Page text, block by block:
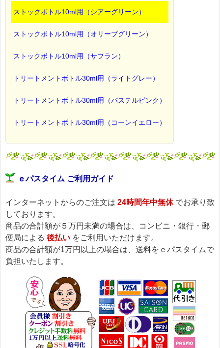
ストックボトル10ml用（シアーグリーン）
ストックボトル10ml用（オリーブグリーン）
ストックボトル10ml用（サフラン）
トリートメントボトル30ml用（ライトグレー）
トリートメントボトル30ml用（パステルピンク）
トリートメントボトル30ml用（コーンイエロー）
ｅパスタイム ご利用ガイド
インターネットからのご注文は 24時間年中無休でお承り致
しております。
商品の合計額が５万円未満の場合は、コンビニ・銀行・郵
便局による 後払い をご利用いただけます。
商品の合計額が1万円以上の場合は、送料をｅパスタイムで
負担いたします。